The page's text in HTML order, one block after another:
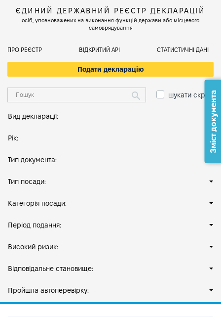
ЄДИНИЙ ДЕРЖАВНИЙ РЕЄСТР ДЕКЛАРАЦІЙ
осіб, уповноважених на виконання функцій держави або місцевого
самоврядування
ПРО РЕЄСТР ВІДКРИТИЙ АРІ СТАТИСТИЧНІ ДАНІ
Подати декларацію
шукати скрізь
Вид декларації:
Рік:
Тип документа:
Тип посади:
Категорія посади:
Період подання:
Високий ризик:
Відповідальне становище:
Пройшла автоперевірку:
Зміст документа